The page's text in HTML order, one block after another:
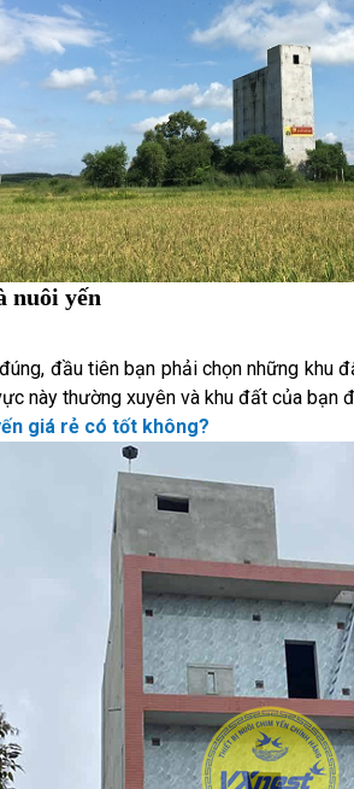
nuôi yến
đầu tiên bạn phải chọn những khu
này thường xuyên và khu đất của bạn
giá rẻ có tốt không?